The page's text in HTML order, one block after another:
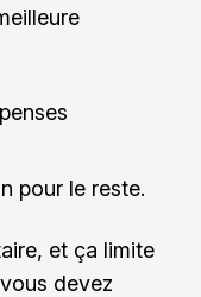
pour le reste.
et ça limite
devez